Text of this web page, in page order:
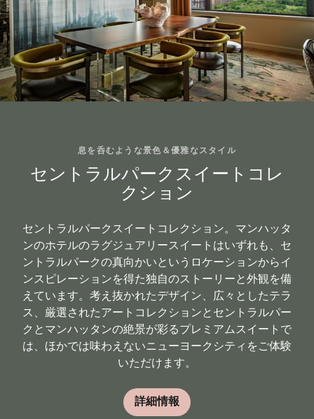
息を呑むような景色＆優雅なスタイル
セントラルパークスイートコレ
クション
セントラルパークスイートコレクション。マンハッタ
ンのホテルのラグジュアリースイートはいずれも、セ
ントラルパークの真向かいというロケーションからイ
ンスピレーションを得た独自のストーリーと外観を備
えています。考え抜かれたデザイン、広々としたテラ
ス、厳選されたアートコレクションとセントラルパー
クとマンハッタンの絶景が彩るプレミアムスイートで
は、ほかでは味わえないニューヨークシティをご体験
いただけます。
詳細情報